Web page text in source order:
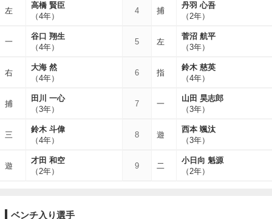
左
高橋 賢臣
（4年）
4 捕
丹羽 心吾
（2年）
一
谷口 翔生
（4年）
5 左
菅沼 航平
（3年）
右
大海 然
（4年）
6 指
鈴木 慈英
（4年）
捕
田川 一心
（3年）
7 一
山田 昊志郎
（3年）
三
鈴木 斗偉
（4年）
8 遊
西本 颯汰
（3年）
遊
才田 和空
（2年）
9 二
小日向 魁源
（2年）
ベンチ入り選手